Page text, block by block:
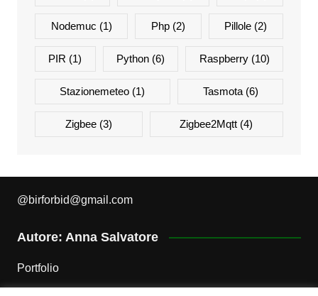
Nodemuc (1) Php(2) Pillole (2)
PIR (1) Python(6) Raspberry(10)
Stazionemeteo (1) Tasmota(6)
Zigbee(3) Zigbee2Mqtt (4)
@birforbid@gmail.com
Autore: Anna Salvatore
Portfolio